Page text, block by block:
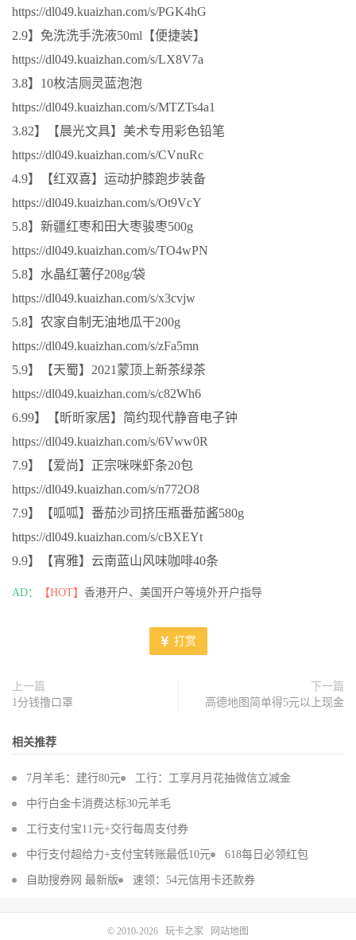
https://dl049.kuaizhan.com/s/PGK4hG
2.9】免洗洗手洗液50ml【便捷装】
https://dl049.kuaizhan.com/s/LX8V7a
3.8】10枚洁厕灵蓝泡泡
https://dl049.kuaizhan.com/s/MTZTs4a1
3.82】【晨光文具】美术专用彩色铅笔
https://dl049.kuaizhan.com/s/CVnuRc
4.9】【红双喜】运动护膝跑步装备
https://dl049.kuaizhan.com/s/Ot9VcY
5.8】新疆红枣和田大枣骏枣500g
https://dl049.kuaizhan.com/s/TO4wPN
5.8】水晶红薯仔208g/袋
https://dl049.kuaizhan.com/s/x3cvjw
5.8】农家自制无油地瓜干200g
https://dl049.kuaizhan.com/s/zFa5mn
5.9】【天蜀】2021蒙顶上新茶绿茶
https://dl049.kuaizhan.com/s/c82Wh6
6.99】【昕昕家居】简约现代静音电子钟
https://dl049.kuaizhan.com/s/6Vww0R
7.9】【爱尚】正宗咪咪虾条20包
https://dl049.kuaizhan.com/s/n772O8
7.9】【呱呱】番茄沙司挤压瓶番茄酱580g
https://dl049.kuaizhan.com/s/cBXEYt
9.9】【宵雅】云南蓝山风味咖啡40条
AD： 【HOT】 香港开户、美国开户等境外开户指导
打赏
上一篇
1分钱撸口罩
下一篇
高德地图简单得5元以上现金
相关推荐
7月羊毛：建行80元 工行：工享月月花抽微信立减金
中行白金卡消费达标30元羊毛
工行支付宝11元+交行每周支付券
中行支付超给力+支付宝转账最低10元 618每日必领红包
自助搜券网 最新版 速领：54元信用卡还款券
© 2010-2026 玩卡之家 网站地图